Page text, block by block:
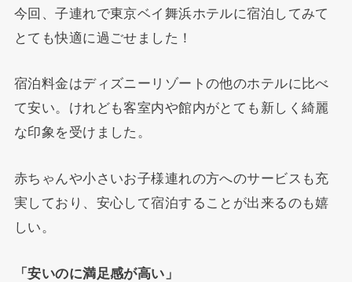
今回、子連れで東京ベイ舞浜ホテルに宿泊してみて
とても快適に過ごせました！
宿泊料金はディズニーリゾートの他のホテルに比べ
て安い。けれども客室内や館内がとても新しく綺麗
な印象を受けました。
赤ちゃんや小さいお子様連れの方へのサービスも充
実しており、安心して宿泊することが出来るのも嬉
しい。
「安いのに満足感が高い」